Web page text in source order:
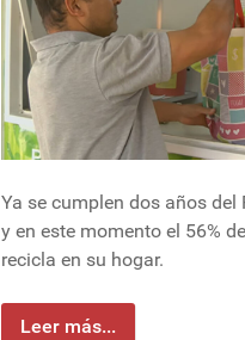
Ya se cumplen dos años del
y en este momento el 56%
recicla en su hogar.
Leer más...